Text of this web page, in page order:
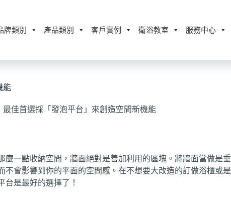
牌類別 產品類別 客戶實例 衛浴教室 服務中心
能
佳首選採「發泡平台」來創造空間新機能
一點收納空間，牆面絕對是善加利用的區塊。將牆面當做是
會影響到你的平面的空間感。在不想要大改造的訂做浴櫃或
台是最好的選擇了！